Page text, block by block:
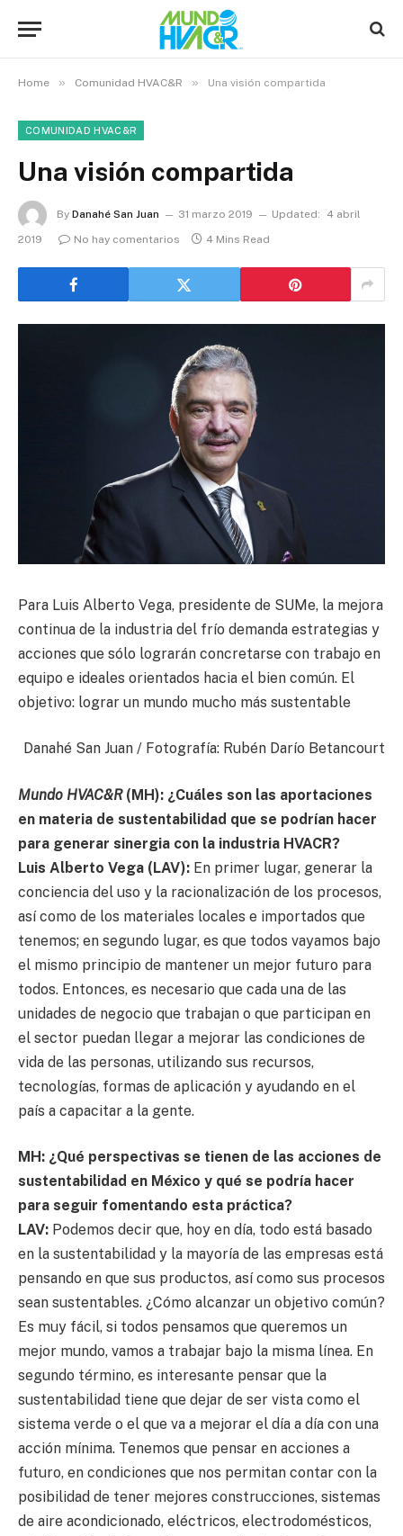
Home » Comunidad HVAC&R » Una visión compartida
COMUNIDAD HVAC&R
Una visión compartida
By Danahé San Juan 31 marzo 2019 Updated:
4 abril
2019
No hay comentarios 4 Mins Read
Para Luis Alberto Vega, presidente de SUMe, la mejora
continua de la industria del frío demanda estrategias y
acciones que sólo lograrán concretarse con trabajo en
equipo e ideales orientados hacia el bien común. El
objetivo: lograr un mundo mucho más sustentable
Danahé San Juan / Fotografía: Rubén Darío Betancourt
Mundo HVAC&R(MH): ¿Cuáles son las aportaciones
en materia de sustentabilidad que se podrían hacer
para generar sinergia con la industria HVACR?
Luis Alberto Vega (LAV): En primer lugar, generar la
conciencia del uso y la racionalización de los procesos,
así como de los materiales locales e importados que
tenemos; en segundo lugar, es que todos vayamos bajo
el mismo principio de mantener un mejor futuro para
todos. Entonces, es necesario que cada una de las
unidades de negocio que trabajan o que participan en
el sector puedan llegar a mejorar las condiciones de
vida de las personas, utilizando sus recursos,
tecnologías, formas de aplicación y ayudando en el
país a capacitar a la gente.
MH: ¿Qué perspectivas se tienen de las acciones de
sustentabilidad en México y qué se podría hacer
para seguir fomentando esta práctica?
LAV: Podemos decir que, hoy en día, todo está basado
en la sustentabilidad y la mayoría de las empresas está
pensando en que sus productos, así como sus procesos
sean sustentables. ¿Cómo alcanzar un objetivo común?
Es muy fácil, si todos pensamos que queremos un
mejor mundo, vamos a trabajar bajo la misma línea. En
segundo término, es interesante pensar que la
sustentabilidad tiene que dejar de ser vista como el
sistema verde o el que va a mejorar el día a día con una
acción mínima. Tenemos que pensar en acciones a
futuro, en condiciones que nos permitan contar con la
posibilidad de tener mejores construcciones, sistemas
de aire acondicionado, eléctricos, electrodomésticos,